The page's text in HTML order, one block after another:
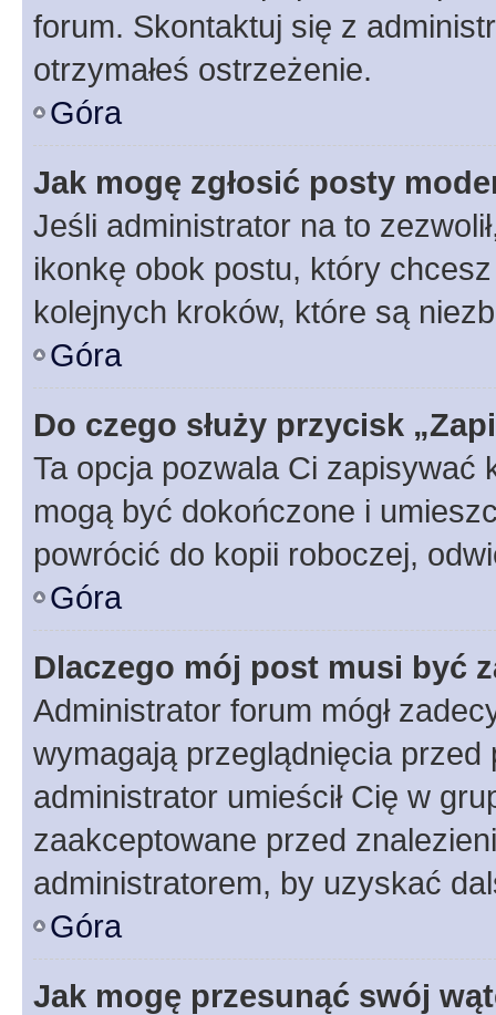
forum. Skontaktuj się z
otrzymałeś ostrzeżenie.
Góra
Jak mogę zgłosić posty
Jeśli administrator na to
ikonkę obok postu, który
kolejnych kroków, które są
Góra
Do czego służy przycisk
Ta opcja pozwala Ci zapisywać
mogą być dokończone i
powrócić do kopii roboczej,
Góra
Dlaczego mój post musi być
Administrator forum mógł
wymagają przeglądnięcia
administrator umieścił Cię w
zaakceptowane przed
administratorem, by uzyskać
Góra
Jak mogę przesunąć swój